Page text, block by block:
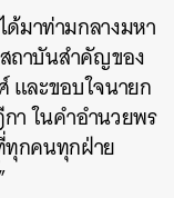
ด้มาท่ามกลางมหา
ถาบันสำคัญของ
และขอบใจนายก
า ในคำอำนวยพร
ทุกคนทุกฝ่าย